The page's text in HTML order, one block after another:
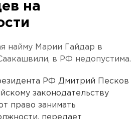
на
найму Марии Гайдар в
в РФ недопустима.
РФ Дмитрий Песков
законодательству
право занимать
передает